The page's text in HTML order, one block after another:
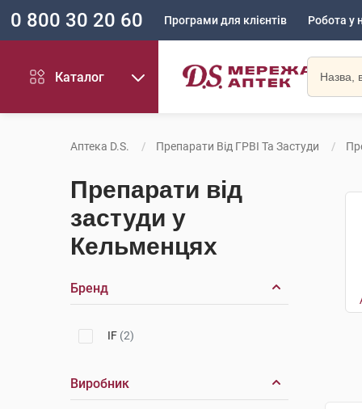
0 800 30 20 60 Програми для клієнтів Робота у
Каталог
Аптека D.S. Препарати Від ГРВІ Та Застуди
Препарати від
застуди у
Кельменцях
Бренд
IF (2)
Виробник